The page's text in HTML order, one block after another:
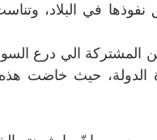
نفوذها في البلاد،
الي درع
حيث خاضت